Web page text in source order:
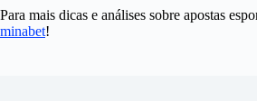
Para mais dicas e análises sobre apostas
minabet!